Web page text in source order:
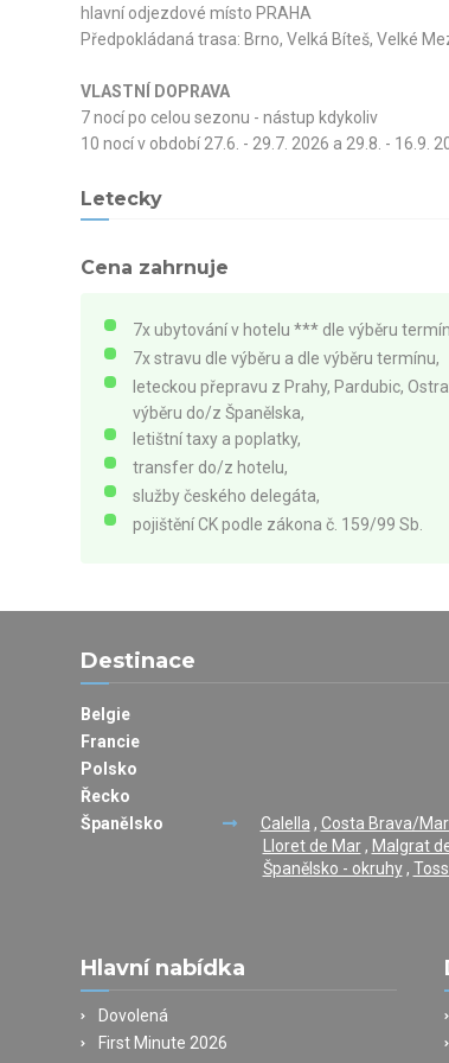
hlavní odjezdové místo PRAHA
Předpokládaná trasa: Brno, Velká Bíteš, Velké
VLASTNÍ DOPRAVA
7 nocí po celou sezonu - nástup kdykoliv
10 nocí v období 27.6. - 29.7. 2026 a 29.8. - 16.9.
Letecky
Cena zahrnuje
7x ubytování v hotelu *** dle výběru
7x stravu dle výběru a dle výběru termínu,
leteckou přepravu z Prahy, Pardubic,
výběru do/z Španělska,
letištní taxy a poplatky,
transfer do/z hotelu,
služby českého delegáta,
pojištění CK podle zákona č. 159/99 Sb.
Destinace
Belgie
Francie
Polsko
Řecko
Španělsko
Calella , Costa Brava/
Lloret de Mar, Malgrat
Španělsko - okruhy,
Hlavní nabídka
Dovolená
First Minute 2026